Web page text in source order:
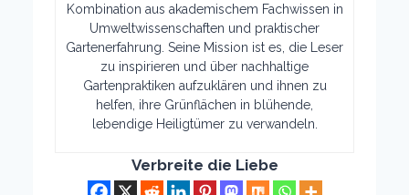
Kombination aus akademischem Fachwissen in
Umweltwissenschaften und praktischer
Gartenerfahrung. Seine Mission ist es, die Leser
zu inspirieren und über nachhaltige
Gartenpraktiken aufzuklären und ihnen zu
helfen, ihre Grünflächen in blühende,
lebendige Heiligtümer zu verwandeln.
Verbreite die Liebe